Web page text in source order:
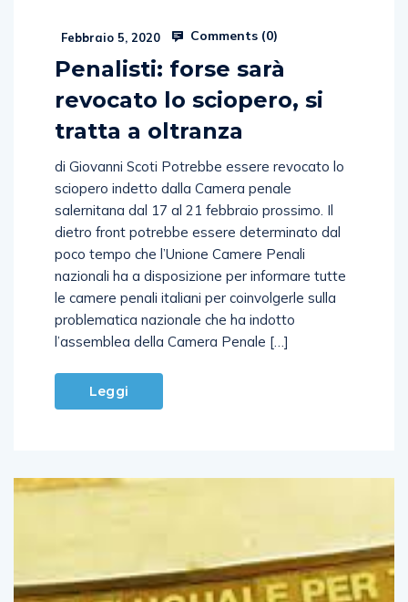
Febbraio 5, 2020 Comments (0)
Penalisti: forse sarà
revocato lo sciopero, si
tratta a oltranza
di Giovanni Scoti Potrebbe essere revocato lo
sciopero indetto dalla Camera penale
salernitana dal 17 al 21 febbraio prossimo. Il
dietro front potrebbe essere determinato dal
poco tempo che l’Unione Camere Penali
nazionali ha a disposizione per informare tutte
le camere penali italiani per coinvolgerle sulla
problematica nazionale che ha indotto
l’assemblea della Camera Penale […]
Leggi